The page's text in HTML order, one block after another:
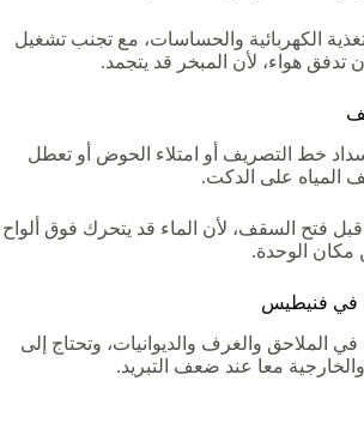
الكهربائية والحساسات، مع تجنب تشغيل
تدفق هواء، لأن المبخر قد يتجمد.
خط التصريف أو امتلاء الحوض أو تعطل
المياه على الدكت.
قبل فتح السقف، لأن الماء قد يتحرك فوق ألواح
مكان الوحدة.
في فنيطيس
الملاحق والغرف والديوانيات، وتحتاج إلى
معا عند ضعف التبريد.